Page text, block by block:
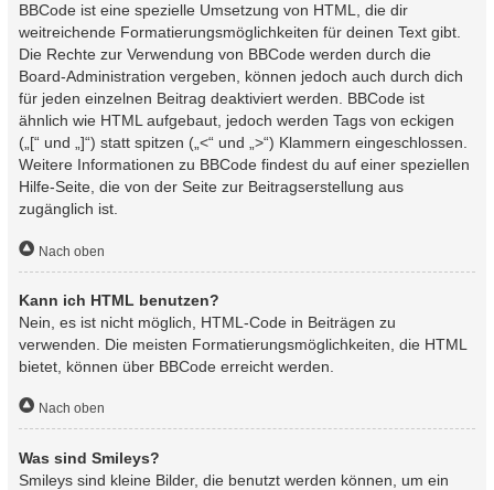
BBCode ist eine spezielle Umsetzung von HTML, die dir
weitreichende Formatierungsmöglichkeiten für deinen Text gibt.
Die Rechte zur Verwendung von BBCode werden durch die
Board-Administration vergeben, können jedoch auch durch dich
für jeden einzelnen Beitrag deaktiviert werden. BBCode ist
ähnlich wie HTML aufgebaut, jedoch werden Tags von eckigen
(„[“ und „]“) statt spitzen („<“ und „>“) Klammern eingeschlossen.
Weitere Informationen zu BBCode findest du auf einer speziellen
Hilfe-Seite, die von der Seite zur Beitragserstellung aus
zugänglich ist.
Nach oben
Kann ich HTML benutzen?
Nein, es ist nicht möglich, HTML-Code in Beiträgen zu
verwenden. Die meisten Formatierungsmöglichkeiten, die HTML
bietet, können über BBCode erreicht werden.
Nach oben
Was sind Smileys?
Smileys sind kleine Bilder, die benutzt werden können, um ein